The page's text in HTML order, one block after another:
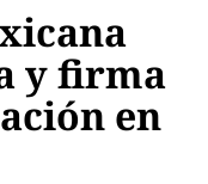
y firma
en